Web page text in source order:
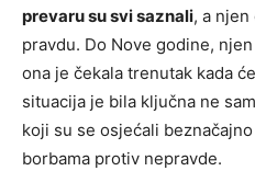
prevaru su svi saznali, a
pravdu. Do Nove godine,
ona je čekala trenutak kada
situacija je bila ključna ne
koji su se osjećali
borbama protiv nepravde.